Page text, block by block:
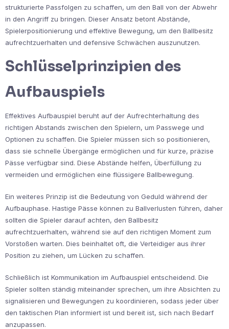
strukturierte Passfolgen zu schaffen, um den Ball von der Abwehr
in den Angriff zu bringen. Dieser Ansatz betont Abstände,
Spielerpositionierung und effektive Bewegung, um den Ballbesitz
aufrechtzuerhalten und defensive Schwächen auszunutzen.
Schlüsselprinzipien des
Aufbauspiels
Effektives Aufbauspiel beruht auf der Aufrechterhaltung des
richtigen Abstands zwischen den Spielern, um Passwege und
Optionen zu schaffen. Die Spieler müssen sich so positionieren,
dass sie schnelle Übergänge ermöglichen und für kurze, präzise
Pässe verfügbar sind. Diese Abstände helfen, Überfüllung zu
vermeiden und ermöglichen eine flüssigere Ballbewegung.
Ein weiteres Prinzip ist die Bedeutung von Geduld während der
Aufbauphase. Hastige Pässe können zu Ballverlusten führen, daher
sollten die Spieler darauf achten, den Ballbesitz
aufrechtzuerhalten, während sie auf den richtigen Moment zum
Vorstoßen warten. Dies beinhaltet oft, die Verteidiger aus ihrer
Position zu ziehen, um Lücken zu schaffen.
Schließlich ist Kommunikation im Aufbauspiel entscheidend. Die
Spieler sollten ständig miteinander sprechen, um ihre Absichten zu
signalisieren und Bewegungen zu koordinieren, sodass jeder über
den taktischen Plan informiert ist und bereit ist, sich nach Bedarf
anzupassen.